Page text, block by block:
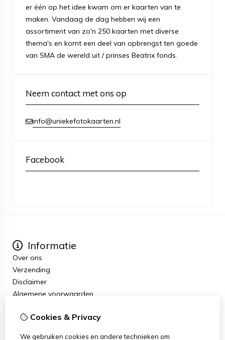
er één op het idee kwam om er kaarten van te
maken. Vandaag de dag hebben wij een
assortiment van zo'n 250 kaarten met diverse
thema's en komt een deel van opbrengst ten goede
van SMA de wereld uit / prinses Beatrix fonds.
Neem contact met ons op
info@uniekefotokaarten.nl
Facebook
Informatie
Over ons
Verzending
Disclaimer
Algemene voorwaarden
Cadeaubon
Cookies & Privacy
We gebruiken cookies en andere technieken om